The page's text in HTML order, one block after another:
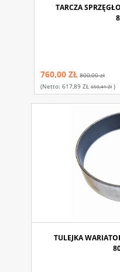
TARCZA
760,00 ZŁ 800,00 zł
(netto:617,89 ZŁ 650,41 Zł)
TULEJKA